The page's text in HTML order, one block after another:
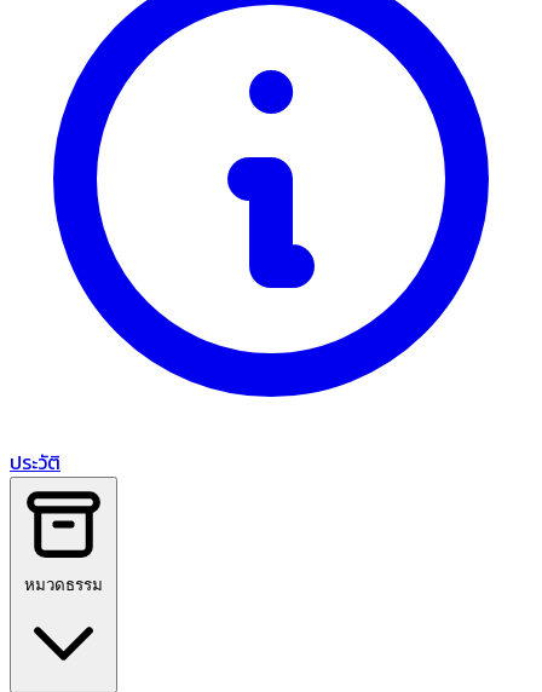
ประวัติ
หมวดธรรม